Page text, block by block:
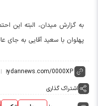
به گزارش میدان، البته این
پهلوان با سعید آقایی به جای
اشتراک گذاری